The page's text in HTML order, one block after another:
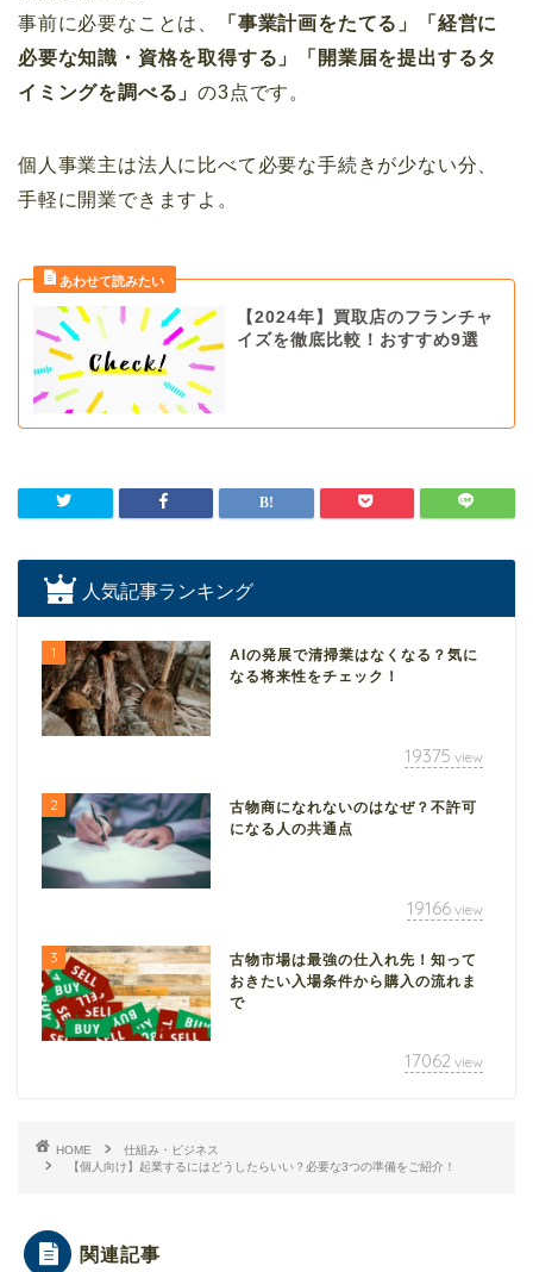
事前に必要なことは、
「事業計画をたてる」「経営に
必要な知識・資格を取得する」「開業届を提出するタ
イミングを調べる」の3点です。
個人事業主は法人に比べて必要な手続きが少ない分、
手軽に開業できますよ。
【2024年】買取店のフランチャ
イズを徹底比較！おすすめ9選
人気記事ランキング
1
AIの発展で清掃業はなくなる？気に
なる将来性をチェック！
19375 view
2
古物商になれないのはなぜ？不許可
になる人の共通点
19166 view
3
古物市場は最強の仕入れ先！知って
おきたい入場条件から購入の流れま
で
17062 view
HOME
仕組み・ビジネス
【個人向け】起業するにはどうしたらいい？必要な3つの準備をご紹介！
関連記事